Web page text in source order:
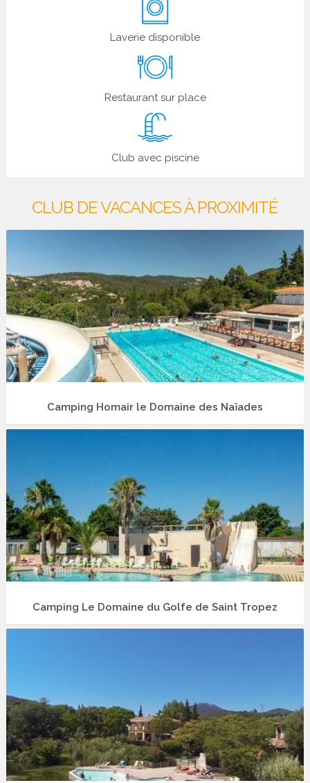
Laverie disponible
Restaurant sur place
Club avec piscine
CLUB DE VACANCES À PROXIMITÉ
Camping Homair le Domaine des Naïades
Camping Le Domaine du Golfe de Saint Tropez